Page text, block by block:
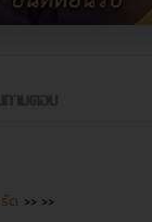
ด >> >>